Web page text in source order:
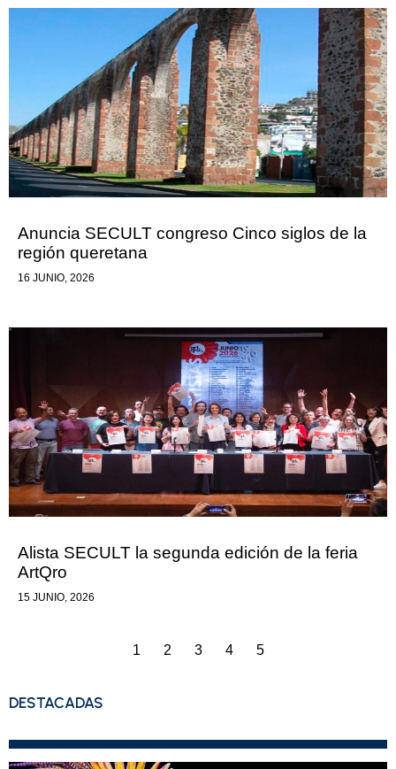
Anuncia SECULT congreso Cinco siglos de la
región queretana
16 JUNIO, 2026
Alista SECULT la segunda edición de la feria
ArtQro
15 JUNIO, 2026
1 2 3 4 5
DESTACADAS